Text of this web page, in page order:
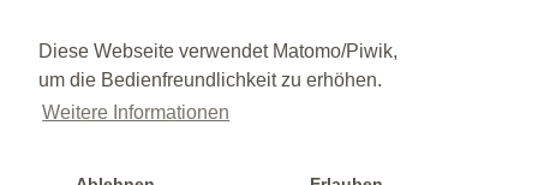
Diese Webseite verwendet Matomo/Piwik,
um die Bedienfreundlichkeit zu erhöhen.
Weitere Informationen